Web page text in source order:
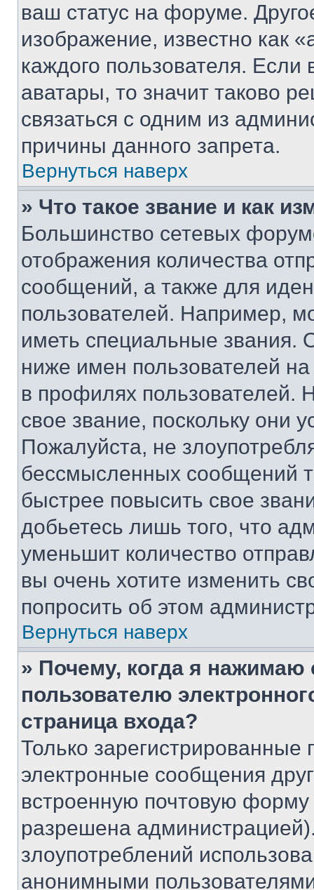
ваш статус на форуме.
изображение, известно как
каждого пользователя.
аватары, то значит таково
связаться с одним из
причины данного запрета.
Вернуться наверх
» Что такое звание и как
Большинство сетевых
отображения количества
сообщений, а также для
пользователей. Например,
иметь специальные звания.
ниже имен пользователей
в профилях
свое звание, поскольку они
Пожалуйста, не
бессмысленных сообщений
быстрее повысить свое
добьетесь лишь того, что
уменьшит количество
вы очень хотите изменить
попросить об этом
Вернуться наверх
» Почему, когда я нажимаю
пользователю
страница входа?
Только зарегистрированные
электронные сообщения
встроенную почтовую
разрешена
злоупотреблений
анонимными